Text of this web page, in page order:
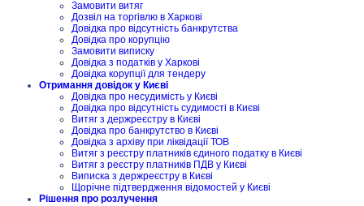
Замовити витяг
Дозвіл на торгівлю в Харкові
Довідка про відсутність банкрутства
Довідка про корупцію
Замовити виписку
Довідка з податків у Харкові
Довідка корупції для тендеру
Отримання довідок у Києві
Довідка про несудимість у Києві
Довідка про відсутність судимості в Києві
Витяг з держреєстру в Києві
Довідка про банкрутство в Києві
Довідка з архіву при ліквідації ТОВ
Витяг з реєстру платників єдиного податку в Києві
Витяг з реєстру платників ПДВ у Києві
Виписка з держреєстру в Києві
Щорічне підтвердження відомостей у Києві
Рішення про розлучення